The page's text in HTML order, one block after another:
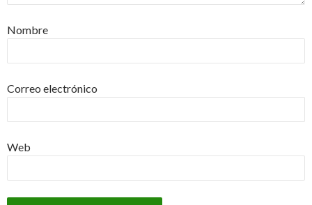
Nombre
Correo electrónico
Web